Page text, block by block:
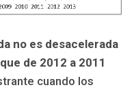
no es desacelerada
de 2012 a 2011
cuando los